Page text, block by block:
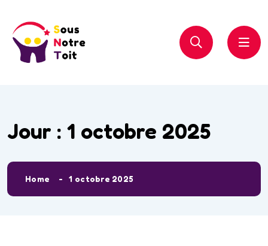
Jour : 1 octobre 2025
Home 1 octobre 2025